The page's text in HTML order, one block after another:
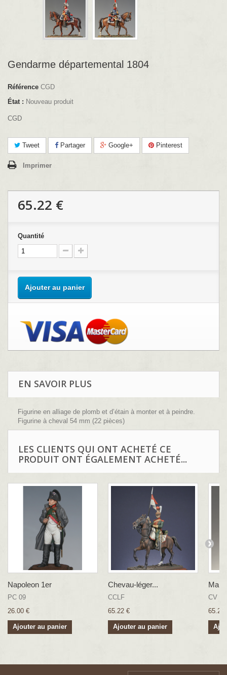
Gendarme départemental 1804
Référence CGD
État : Nouveau produit
CGD
Tweet Partager Google+ Pinterest
Imprimer
65.22 €
Quantité
Ajouter au panier
EN SAVOIR PLUS
Figurine en alliage de plomb et d’étain à monter et à peindre.
Figurine à cheval 54 mm (22 pièces)
LES CLIENTS QUI ONT ACHETÉ CE
PRODUIT ONT ÉGALEMENT ACHETÉ...
Napoleon 1er
PC 09
26.00 €
Ajouter au panier
Chevau-léger...
CCLF
65.22 €
Ajouter au panier
CV 01
65.22